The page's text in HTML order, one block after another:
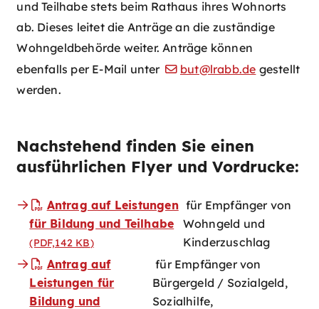
und Teilhabe stets beim Rathaus ihres Wohnorts
ab. Dieses leitet die Anträge an die zuständige
Wohngeldbehörde weiter. Anträge können
ebenfalls per E-Mail unter
but@lrabb.de gestellt
werden.
Nachstehend finden Sie einen
ausführlichen Flyer und Vordrucke:
Antrag auf Leistungen
für Bildung und Teilhabe
(PDF,142 KB)
für Empfänger von
Wohngeld und
Kinderzuschlag
Antrag auf
Leistungen für
Bildung und
für Empfänger von
Bürgergeld / Sozialgeld,
Sozialhilfe,